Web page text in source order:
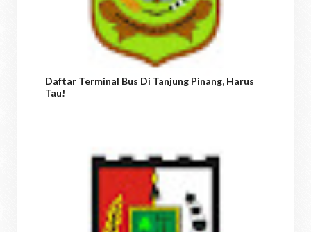
Daftar Terminal Bus Di Tanjung Pinang, Harus
Tau!